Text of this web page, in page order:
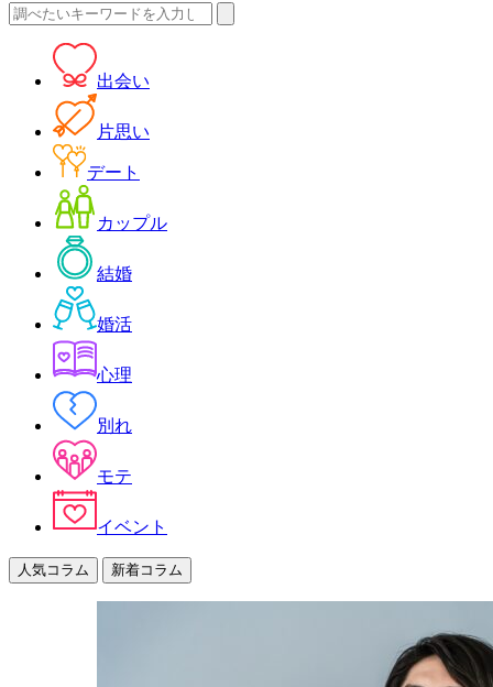
検
出会い
片思い
デート
カップル
結婚
婚活
心理
別れ
モテ
イベント
人気コラム 新着コラム